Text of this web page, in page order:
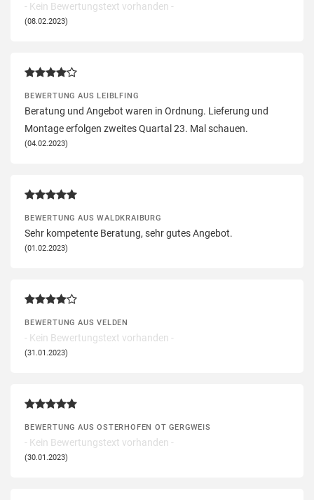
- Kein Bewertungstext vorhanden -
(08.02.2023)
BEWERTUNG AUS LEIBLFING
Beratung und Angebot waren in Ordnung. Lieferung und
Montage erfolgen zweites Quartal 23. Mal schauen.
(04.02.2023)
BEWERTUNG AUS WALDKRAIBURG
Sehr kompetente Beratung, sehr gutes Angebot.
(01.02.2023)
BEWERTUNG AUS VELDEN
- Kein Bewertungstext vorhanden -
(31.01.2023)
BEWERTUNG AUS OSTERHOFEN OT GERGWEIS
- Kein Bewertungstext vorhanden -
(30.01.2023)